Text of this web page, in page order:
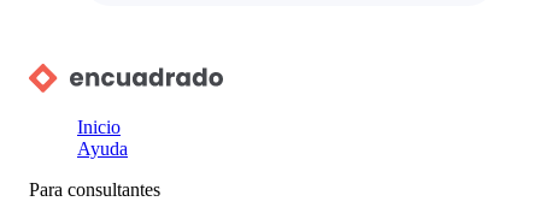
Inicio
Ayuda
Para consultantes